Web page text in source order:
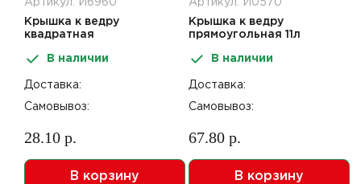
Артикул: И6960
Крышка к ведру
квадратная
197,4*197,4мм
В наличии
Доставка:
Самовывоз:
28.10 р.
В корзину
Артикул: И0570
Крышка к ведру
прямоугольная 11л
АУ
В наличии
Доставка:
Самовывоз:
67.80 р.
В корзину